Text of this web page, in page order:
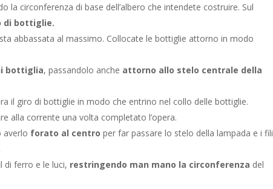
la circonferenza di base dell’albero che intendete costruire. Sul
di bottiglie.
abbassata al massimo. Collocate le bottiglie attorno in modo
bottiglia, passandolo anche attorno allo stelo centrale della
il giro di bottiglie in modo che entrino nel collo delle bottiglie.
alla corrente una volta completato l’opera.
averlo forato al centro per far passare lo stelo della lampada e i fili
di ferro e le luci, restringendo man mano la circonferenza del